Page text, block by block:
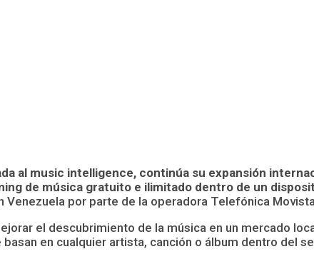
al music intelligence, continúa su expansión
de música gratuito e ilimitado dentro de un
por parte de la operadora Telefónica
el descubrimiento de la música en un mercado
en cualquier artista, canción o álbum dentro del